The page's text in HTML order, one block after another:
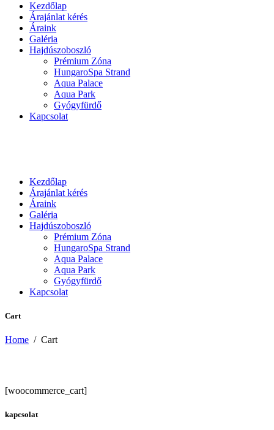
Kezdőlap
Árajánlat kérés
Áraink
Galéria
Hajdúszoboszló
Prémium Zóna
HungaroSpa Strand
Aqua Palace
Aqua Park
Gyógyfürdő
Kapcsolat
Kezdőlap
Árajánlat kérés
Áraink
Galéria
Hajdúszoboszló
Prémium Zóna
HungaroSpa Strand
Aqua Palace
Aqua Park
Gyógyfürdő
Kapcsolat
Cart
Home / Cart
[woocommerce_cart]
kapcsolat